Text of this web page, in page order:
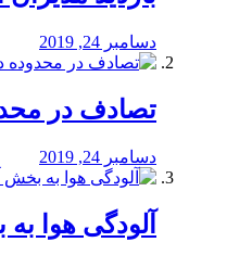
دسامبر 24, 2019
تصادف در
دسامبر 24, 2019
آلودگی هوا